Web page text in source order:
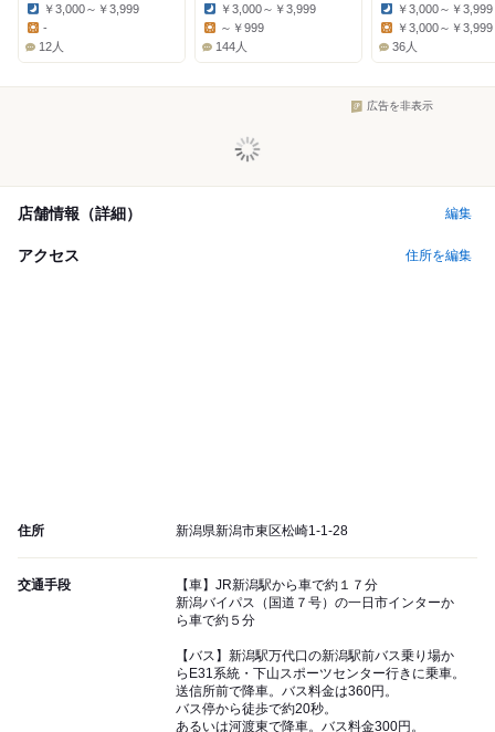
Dinner:
￥3,000～￥3,999
Lunch:
-
12人
Dinner:
￥3,000～￥3,999
～￥999
144人
Dinner:
￥3,000～￥3,999
Lunch:
￥3,000～￥3,999
36人
広告を非表示
店舗情報（詳細） 編集
アクセス 住所を編集
住所 新潟県新潟市東区松崎1-1-28
交通手段
【車】JR新潟駅から車で約１７分
新潟バイパス（国道７号）の一日市インターか
ら車で約５分
【バス】新潟駅万代口の新潟駅前バス乗り場か
らE31系統・下山スポーツセンター行きに乗車。
送信所前で降車。バス料金は360円。
バス停から徒歩で約20秒。
あるいは河渡東で降車。バス料金300円。